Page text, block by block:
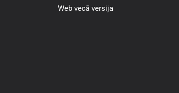
Web vecā versija